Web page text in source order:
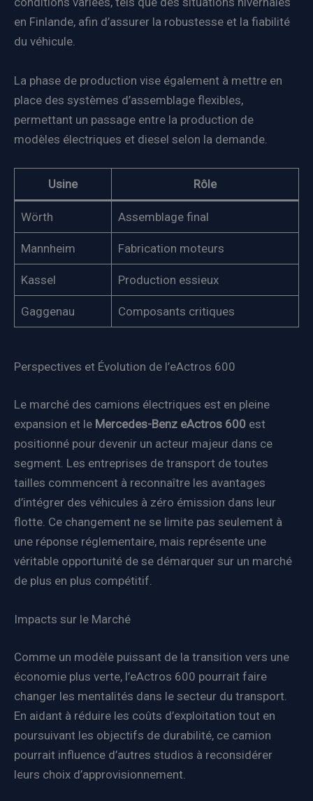
en Finlande, afin d’assurer la robustesse et la fiabilité
du véhicule.
La phase de production vise également à mettre en
place des systèmes d’assemblage flexibles,
permettant un passage entre la production de
modèles électriques et diesel selon la demande.
Usine Rôle
Wörth Assemblage final
Mannheim Fabrication moteurs
Kassel Production essieux
Gaggenau Composants critiques
Perspectives et Évolution de l’eActros 600
Le marché des camions électriques est en pleine
expansion et le Mercedes-Benz eActros 600 est
positionné pour devenir un acteur majeur dans ce
segment. Les entreprises de transport de toutes
tailles commencent à reconnaître les avantages
d’intégrer des véhicules à zéro émission dans leur
flotte. Ce changement ne se limite pas seulement à
une réponse réglementaire, mais représente une
véritable opportunité de se démarquer sur un marché
de plus en plus compétitif.
Impacts sur le Marché
Comme un modèle puissant de la transition vers une
économie plus verte, l’eActros 600 pourrait faire
changer les mentalités dans le secteur du transport.
En aidant à réduire les coûts d’exploitation tout en
poursuivant les objectifs de durabilité, ce camion
pourrait influence d’autres studios à reconsidérer
leurs choix d’approvisionnement.